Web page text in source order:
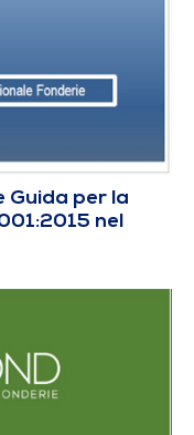
Guida per la
nel